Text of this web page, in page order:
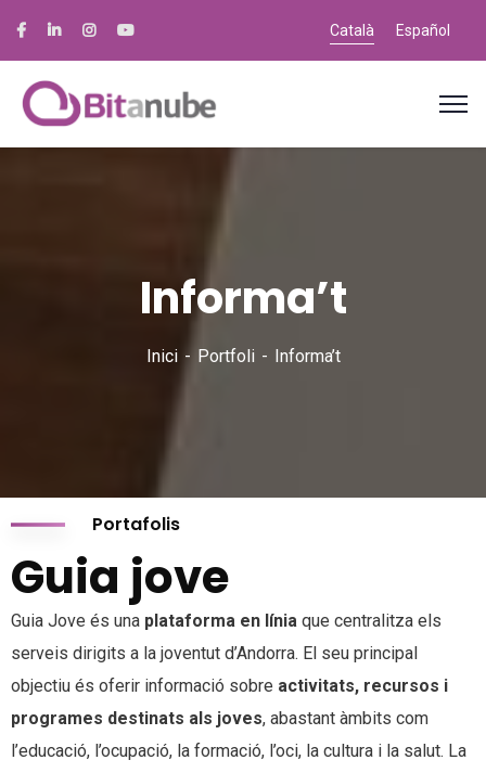
Català Español
Informa’t
Inici Portfoli Informa’t
Portafolis
Guia jove
Guia Jove és una plataforma en línia que centralitza els
serveis dirigits a la joventut d’Andorra. El seu principal
objectiu és oferir informació sobre activitats, recursos i
programes destinats als joves, abastant àmbits com
l’educació, l’ocupació, la formació, l’oci, la cultura i la salut. La